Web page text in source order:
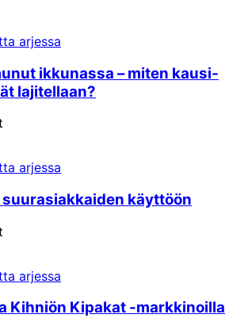
arjessa
ikkunassa – miten kausi­
lajitellaan?
arjessa
suur­asiakkai­den käyttöön
arjessa
Kihniön Kipakat -markkinoilla